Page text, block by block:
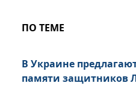
ПО ТЕМЕ
В Украине
памяти защитников